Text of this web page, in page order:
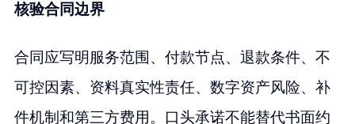
核验合同边界
合同应写明服务范围、付款节点、退款条件、不
可控因素、资料真实性责任、数字资产风险、补
件机制和第三方费用。口头承诺不能替代书面约